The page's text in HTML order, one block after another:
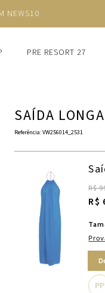
NEWS10
PRE RESORT 27
SAÍDA
Referência:VW256014_2531
R$
R$
PP